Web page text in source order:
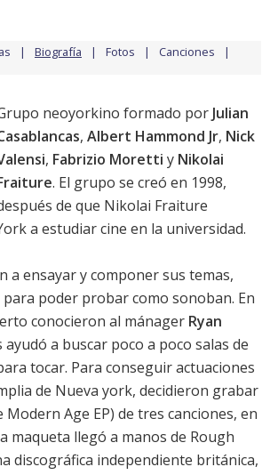
Biografía Fotos Canciones
neoyorkino formado por Julian
, Albert Hammond Jr, Nick
, Fabrizio Moretti y Nikolai
. El grupo se creó en 1998,
de que Nikolai Fraiture
a estudiar cine en la universidad.
a ensayar y componer sus temas,
poder probar como sonoban. En
conocieron al mánager Ryan
ayudó a buscar poco a poco salas de
tocar. Para conseguir actuaciones
de Nueva york, decidieron grabar
Age EP) de tres canciones, en
maqueta llegó a manos de Rough
discográfica independiente británica,